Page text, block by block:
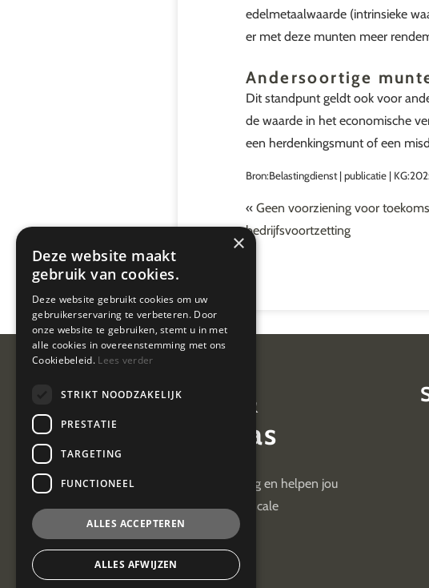
edelmetaalwaarde (intrinsieke
er met deze munten meer
Andersoortige
Dit standpunt geldt ook voor
de waarde in het economische
een herdenkingsmunt of een
Bron:Belastingdienst | publicatie |
« Geen voorziening voor
bedrijfsvoortzetting
Van Geel &
van der Plas
Wij hebben +30 jaar ervaring en helpen jou
met je administratieve en fiscale
uitdagingen
×
Deze website maakt
gebruik van cookies.
Deze website gebruikt cookies om uw
gebruikerservaring te verbeteren. Door
onze website te gebruiken, stemt u in met
alle cookies in overeenstemming met ons
Cookiebeleid. Lees verder
STRIKT NOODZAKELIJK
PRESTATIE
TARGETING
FUNCTIONEEL
ALLES ACCEPTEREN
ALLES AFWIJZEN